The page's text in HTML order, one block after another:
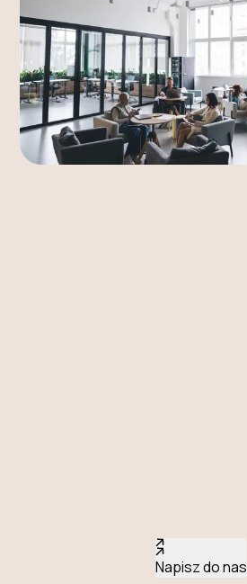
Napisz do nas